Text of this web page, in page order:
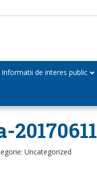
Informatii de interes public
Uncategorized